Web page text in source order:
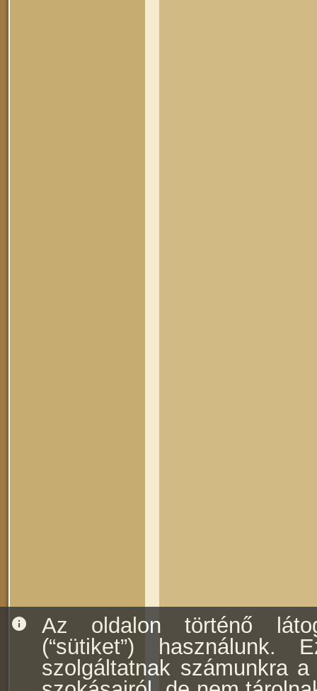
info
Az oldalon történő
(“sütiket”) használunk.
szolgáltatnak számunkra